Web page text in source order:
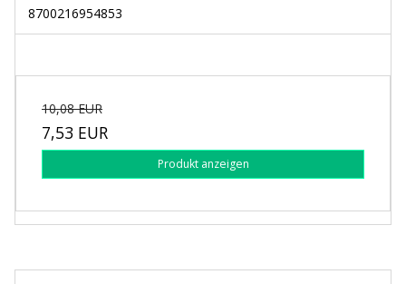
8700216954853
10,08 EUR
7,53 EUR
Produkt anzeigen